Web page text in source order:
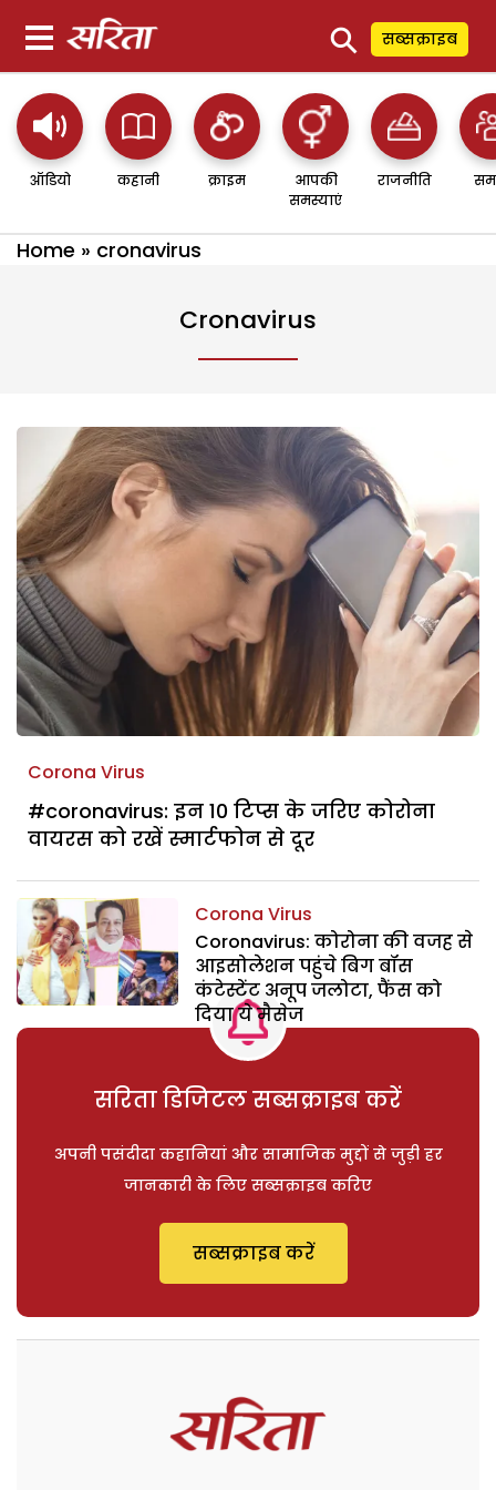
⚲ सब्सक्राइब
ऑडियो कहानी क्राइम
आपकी
समस्याएं
राजनीति
Home » cronavirus
Cronavirus
Corona Virus
#coronavirus: इन 10 टिप्स के जरिए कोरोना
वायरस को रखें स्मार्टफोन से दूर
Corona Virus
Coronavirus: कोरोना की वजह से
आइसोलेशन पहुंचे बिग बॉस
कंटेस्टेंट अनूप जलोटा, फैंस को
दिया ये मैसेज
सरिता डिजिटल सब्सक्राइब करें
अपनी पसंदीदा कहानियां और सामाजिक मुद्दों से जुड़ी हर
जानकारी के लिए सब्सक्राइब करिए
सब्सक्राइब करें